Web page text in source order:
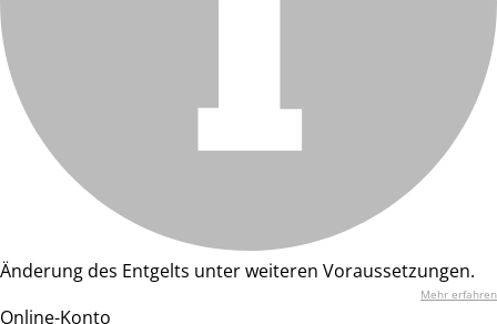
Änderung des Entgelts unter weiteren Voraussetzungen.
Mehr erfahren
Online-Konto